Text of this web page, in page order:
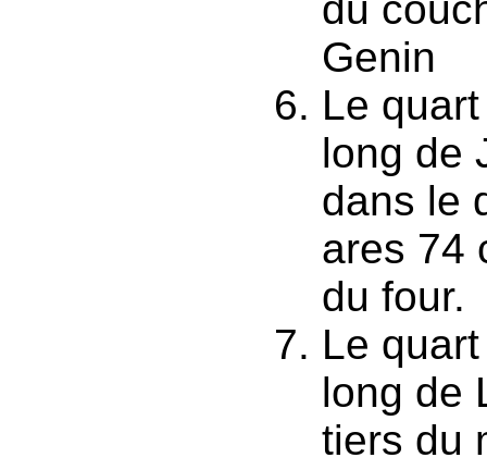
Genin
Le
long de
dans le
ares 74
du four.
Le
long de
tiers du